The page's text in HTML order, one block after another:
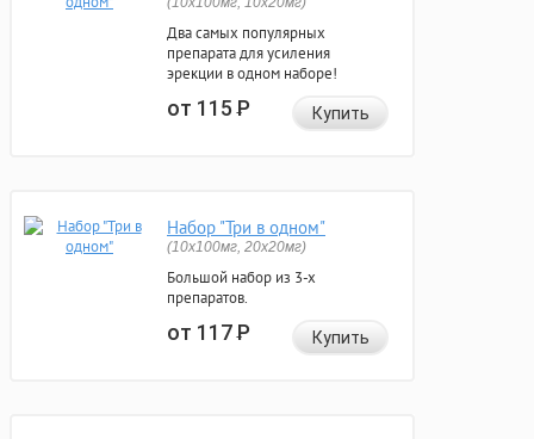
Два самых популярных
препарата для усиления
эрекции в одном наборе!
от 115Р Купить
Набор "Три в одном"
(10x100мг, 20x20мг)
Большой набор из 3-х
препаратов.
от 117Р Купить